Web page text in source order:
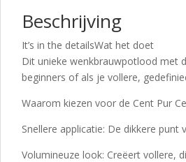
Beschrijving
It’s in the detailsWat het doet
Dit unieke wenkbrauwpotlood met
beginners of als je vollere,
Waarom kiezen voor de Cent Pur
Snellere applicatie: De dikkere
Volumineuze look: Creëert vollere,